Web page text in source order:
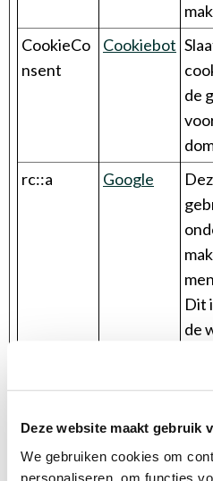
Deze website maakt gebruik
We gebruiken cookies om
personaliseren, om functies
CookieCo
nsent
Cookiebot
de
rc::a Google
Dit
de
rc::c Google